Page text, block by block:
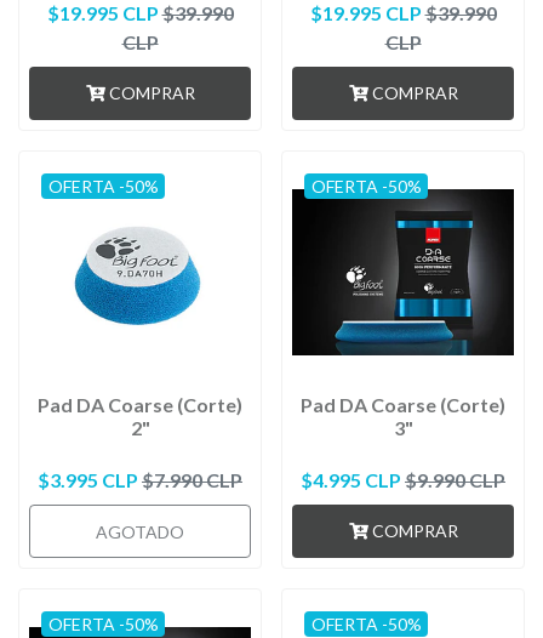
$19.995 CLP$39.990
CLP
COMPRAR
$19.995 CLP$39.990
CLP
COMPRAR
OFERTA -50%
Pad DA Coarse (Corte)
2"
$3.995 CLP $7.990 CLP
AGOTADO
OFERTA -50%
Pad DA Coarse (Corte)
3"
$4.995 CLP $9.990 CLP
COMPRAR
OFERTA -50% OFERTA -50%